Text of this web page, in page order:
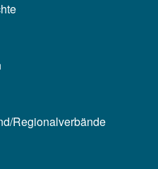
Regionalverbände